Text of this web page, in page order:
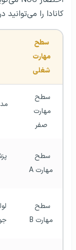
کانادا را
شغلی
صفر
مهارت A
مهارت B